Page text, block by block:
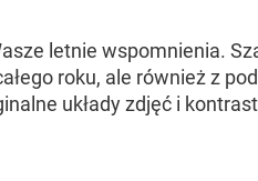
letnie wspomnienia.
roku, ale również z
układy zdjęć i